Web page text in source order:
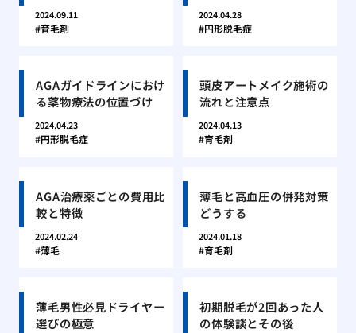
2024.09.11
育毛剤
2024.04.28
円形脱毛症
AGAガイドラインにおけ
る薬物療法の位置づけ
2024.04.23
円形脱毛症
頭皮アートメイク施術の
流れと注意点
2024.04.13
育毛剤
AGA治療薬ごとの費用比
較と特徴
2024.02.24
薄毛
薄毛と高血圧の併発対策
どうする
2024.01.18
育毛剤
薄毛男性必見ドライヤー
選びの極意
初期脱毛が2回あった人
の体験談とその後